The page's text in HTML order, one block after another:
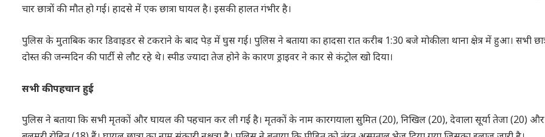
चार छात्रों की मौत हो गई। हादसे में एक छात्रा घायल है। इसकी हालत गंभीर है।
पुलिस के मुताबिक कार डिवाइडर से टकराने के बाद पेड़ में घुस गई। पुलिस ने बताया का हादसा रात करीब 1:30 बजे मोकीला थाना क्षेत्र में हुआ। सभी
दोस्त की जन्मदिन की पार्टी से लौट रहे थे। स्पीड ज्यादा तेज होने के कारण ड्राइवर ने कार से कंट्रोल खो दिया।
सभी की पहचान हुई
पुलिस ने बताया कि सभी मृतकों और घायल की पहचान कर ली गई है। मृतकों के नाम कारगयाला सुमित (20), निखिल (20), देवाला सूर्या तेजा (20) और